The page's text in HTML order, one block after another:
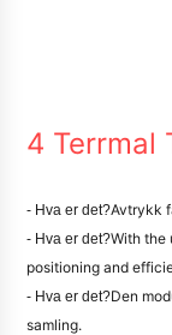
4 Terrmal
- Hva er det?Avtrykk
- Hva er det?With the
positioning and
- Hva er det?Den
samling.